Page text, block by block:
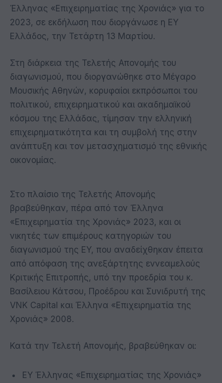
Έλληνας «Επιχειρηματίας της Χρονιάς» για το
2023, σε εκδήλωση που διοργάνωσε η EY
Ελλάδος, την Τετάρτη 13 Μαρτίου.
Στη διάρκεια της Τελετής Απονομής του
διαγωνισμού, που διοργανώθηκε στο Μέγαρο
Μουσικής Αθηνών, κορυφαίοι εκπρόσωποι του
πολιτικού, επιχειρηματικού και ακαδημαϊκού
κόσμου της Ελλάδας, τίμησαν την ελληνική
επιχειρηματικότητα και τη συμβολή της στην
ανάπτυξη και τον μετασχηματισμό της εθνικής
οικονομίας.
Στο πλαίσιο της Τελετής Απονομής
βραβεύθηκαν, πέρα από τον Έλληνα
«Επιχειρηματία της Χρονιάς» 2023, και οι
νικητές των επιμέρους κατηγοριών του
διαγωνισμού της EY, που αναδείχθηκαν έπειτα
από απόφαση της ανεξάρτητης εννεαμελούς
Κριτικής Επιτροπής, υπό την προεδρία του κ.
Βασίλειου Κάτσου, Προέδρου και Συνιδρυτή της
VNK Capital και Έλληνα «Επιχειρηματία της
Χρονιάς» 2008.
Κατά την Τελετή Απονομής, βραβεύθηκαν οι:
EY Έλληνας «Επιχειρηματίας της Χρονιάς»